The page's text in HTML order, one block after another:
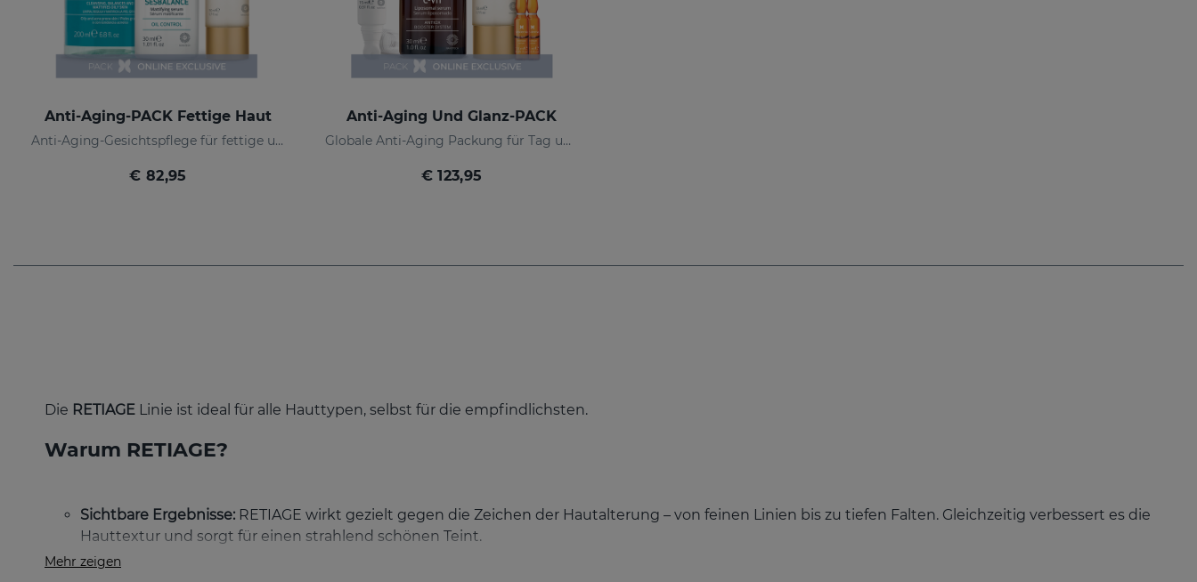
Anti-Aging-PACK Fettige Haut
Anti-Aging-Gesichtspflege für fettige und Mischhaut
€ 82,95
Anti-Aging Und Glanz-PACK
Globale Anti-Aging Packung für Tag und Nacht
€ 123,95
Die RETIAGE Linie ist ideal für alle Hauttypen, selbst für die empfindlichsten.
Warum RETIAGE?
Sichtbare Ergebnisse: RETIAGE wirkt gezielt gegen die Zeichen der Hautalterung – von feinen Linien bis zu tiefen Falten. Gleichzeitig verbessert es die
Hauttextur und sorgt für einen strahlend schönen Teint.
Langanhaltende Straffheit:
Mehr zeigen